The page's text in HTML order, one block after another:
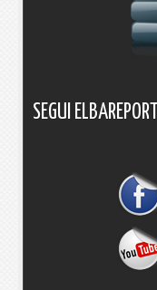
SEGUI ELBAREPORT